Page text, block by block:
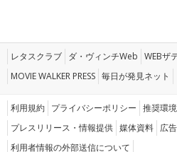
レタスクラブ ダ・ヴィンチWeb WEBザ
MOVIE WALKER PRESS 毎日が発見ネット
利用規約 プライバシーポリシー 推奨環境
プレスリリース・情報提供 媒体資料 広
利用者情報の外部送信について